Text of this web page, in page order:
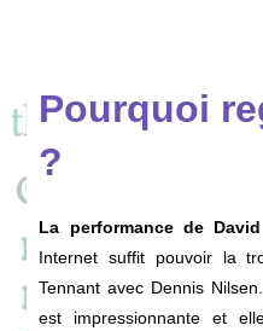
Pourquoi
?
La performance de
Internet suffit pouvoir la
Tennant avec Dennis
est impressionnante et